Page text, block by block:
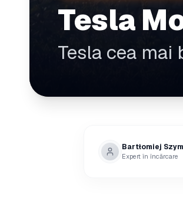
Tesla
Tesla cea mai
Bartłomiej
Expert în încărcare